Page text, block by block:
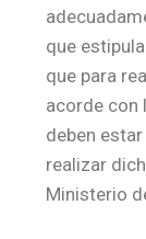
que
que para
acorde con
deben estar
realizar
Ministerio